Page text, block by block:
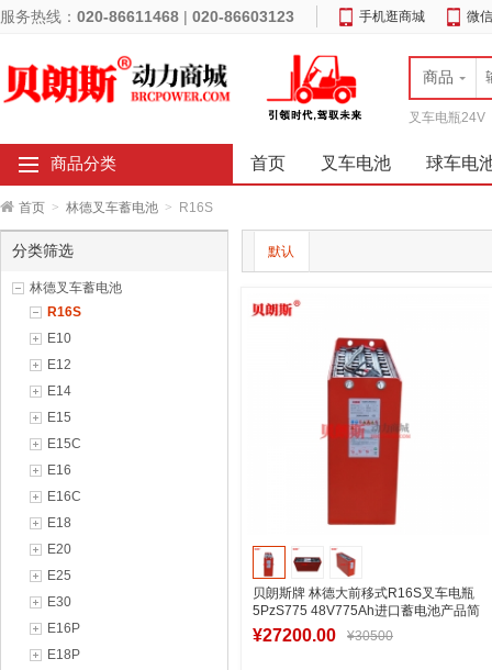
服务热线： 020-86611468 | 020-86603123 手机逛商城 微
商品
叉车电瓶24V
商品分类 首页 叉车电池 球车电
首页 > 林德叉车蓄电池 > R16S
分类筛选
林德叉车蓄电池
R16S
E10
E12
E14
E15
E15C
E16
E16C
E18
E20
E25
E30
E16P
E18P
默认
贝朗斯牌 林德大前移式R16S叉车电瓶
5PzS775 48V775Ah进口蓄电池产品简
介
¥27200.00 ¥30500